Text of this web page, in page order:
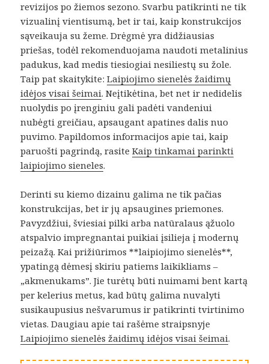
revizijos po žiemos sezono. Svarbu patikrinti ne tik
vizualinį vientisumą, bet ir tai, kaip konstrukcijos
sąveikauja su žeme. Drėgmė yra didžiausias
priešas, todėl rekomenduojama naudoti metalinius
padukus, kad medis tiesiogiai nesiliestų su žole.
Taip pat skaitykite:Laipiojimo sienelės žaidimų
idėjos visai šeimai. Neįtikėtina, bet net ir nedidelis
nuolydis po įrenginiu gali padėti vandeniui
nubėgti greičiau, apsaugant apatines dalis nuo
puvimo. Papildomos informacijos apie tai, kaip
paruošti pagrindą, rasiteKaip tinkamai parinkti
laipiojimo sieneles.
Derinti su kiemo dizainu galima ne tik pačias
konstrukcijas, bet ir jų apsaugines priemones.
Pavyzdžiui, šviesiai pilki arba natūralaus ąžuolo
atspalvio impregnantai puikiai įsilieja į modernų
peizažą. Kai prižiūrimos **laipiojimo sienelės**,
ypatingą dėmesį skiriu patiems laikikliams –
„akmenukams”. Jie turėtų būti nuimami bent kartą
per kelerius metus, kad būtų galima nuvalyti
susikaupusius nešvarumus ir patikrinti tvirtinimo
vietas. Daugiau apie tai rašėme straipsnyje
Laipiojimo sienelės žaidimų idėjos visai šeimai.